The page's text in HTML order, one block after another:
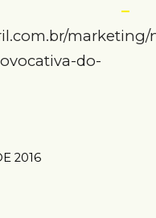
–
marketing/
do-
2016